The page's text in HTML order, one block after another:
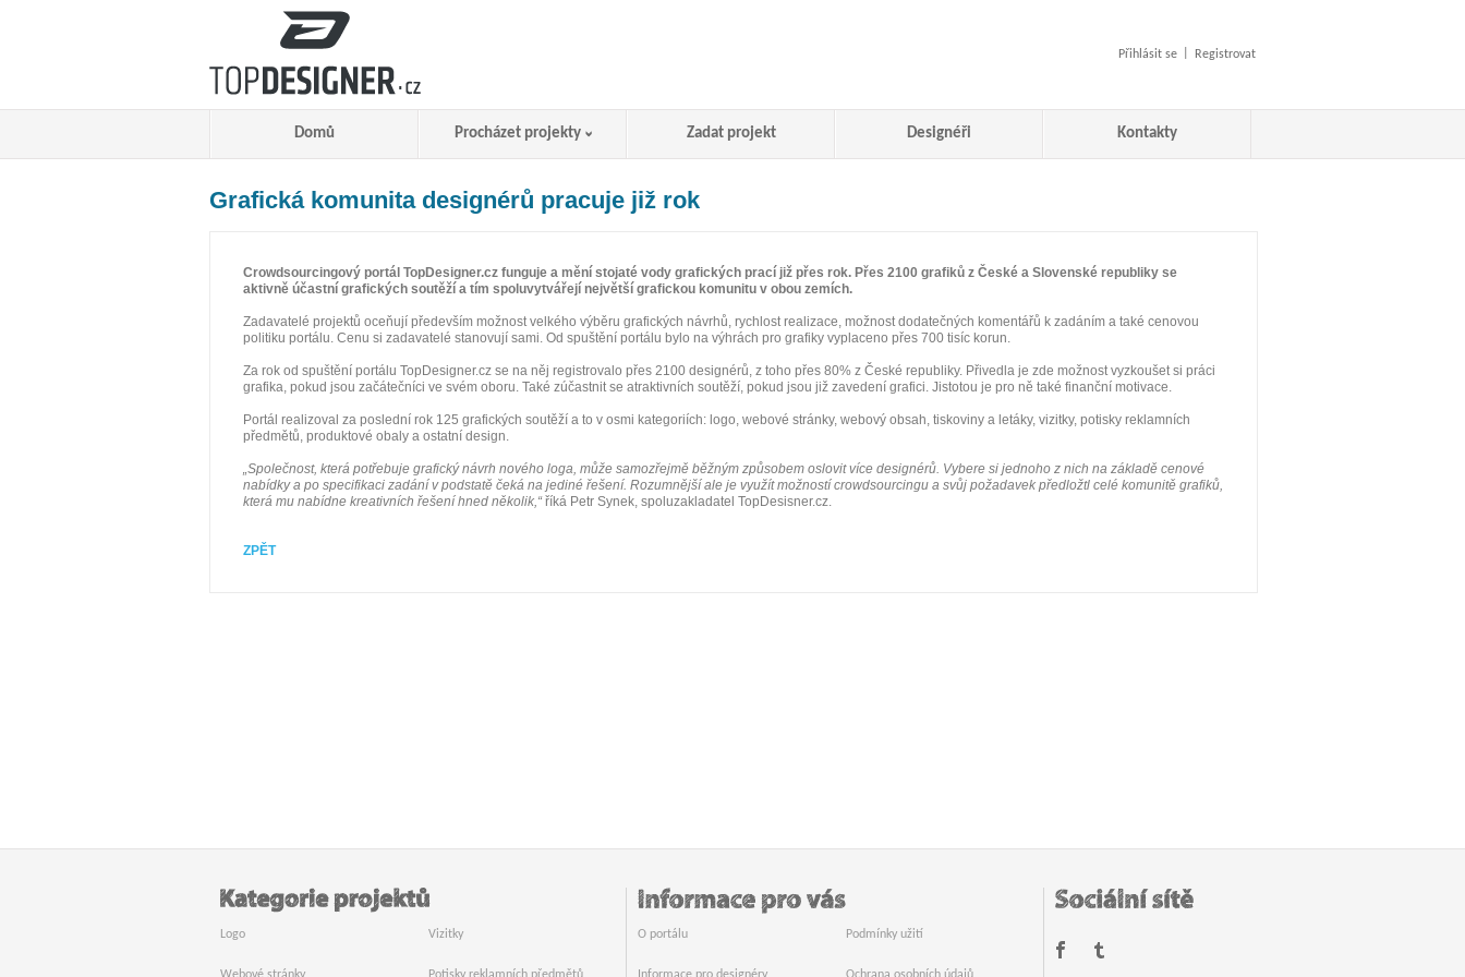
Přihlásit se Registrovat
Domů Procházet projekty Zadat projekt Designéři Kontakty
Grafická komunita designérů pracuje již rok
Crowdsourcingový portál TopDesigner.cz funguje a mění stojaté vody grafických prací již přes rok. Přes 2100 grafiků z České a Slovenské republiky se
aktivně účastní grafických soutěží a tím spoluvytvářejí největší grafickou komunitu v obou zemích.
Zadavatelé projektů oceňují především možnost velkého výběru grafických návrhů, rychlost realizace, možnost dodatečných komentářů k zadáním a také cenovou
politiku portálu. Cenu si zadavatelé stanovují sami. Od spuštění portálu bylo na výhrách pro grafiky vyplaceno přes 700 tisíc korun.
Za rok od spuštění portálu TopDesigner.cz se na něj registrovalo přes 2100 designérů, z toho přes 80% z České republiky. Přivedla je zde možnost vyzkoušet si práci
grafika, pokud jsou začátečníci ve svém oboru. Také zúčastnit se atraktivních soutěží, pokud jsou již zavedení grafici. Jistotou je pro ně také finanční motivace.
Portál realizoval za poslední rok 125 grafických soutěží a to v osmi kategoriích: logo, webové stránky, webový obsah, tiskoviny a letáky, vizitky, potisky reklamních
předmětů, produktové obaly a ostatní design.
„Společnost, která potřebuje grafický návrh nového loga, může samozřejmě běžným způsobem oslovit více designérů. Vybere si jednoho z nich na základě cenové
nabídky a po specifikaci zadání v podstatě čeká na jediné řešení. Rozumnější ale je využít možností crowdsourcingu a svůj požadavek předložtl celé komunitě grafiků,
která mu nabídne kreativních řešení hned několik,“říká Petr Synek, spoluzakladatel TopDesisner.cz.
ZPĚT
Logo Vizitky O portálu Podmínky užití